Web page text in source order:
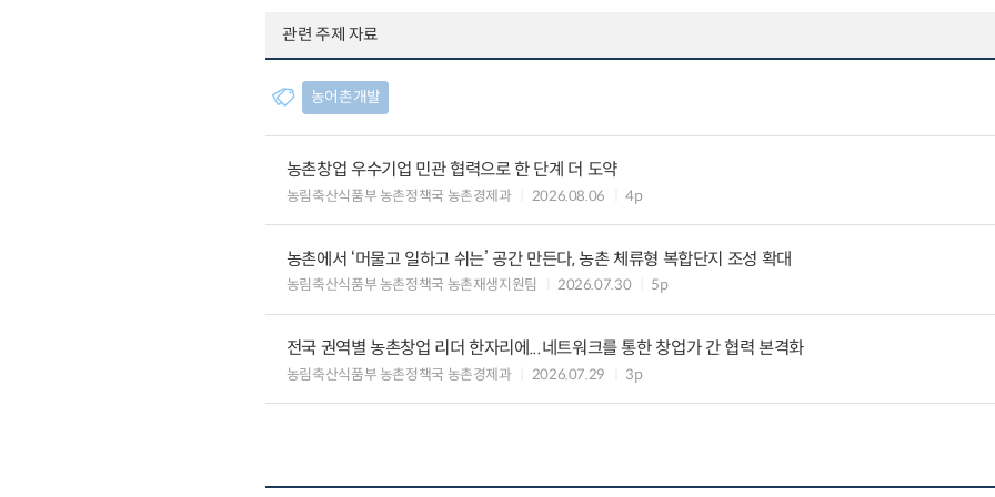
관련 주제 자료
농어촌개발
농촌창업 우수기업 민관 협력으로 한 단계 더 도약
농림축산식품부 농촌정책국 농촌경제과 2026.08.06 4p
농촌에서 ‘머물고 일하고 쉬는’ 공간 만든다, 농촌 체류형 복합단지 조성 확대
농림축산식품부 농촌정책국 농촌재생지원팀 2026.07.30 5p
전국 권역별 농촌창업 리더 한자리에...네트워크를 통한 창업가 간 협력 본격화
농림축산식품부 농촌정책국 농촌경제과 2026.07.29 3p